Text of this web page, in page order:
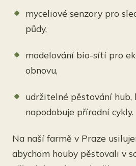
myceliové senzory pro
půdy,
modelování bio-sítí pro
obnovu,
udržitelné pěstování hub,
napodobuje přírodní cykly.
Na naší farmě v Praze
abychom houby pěstovali v